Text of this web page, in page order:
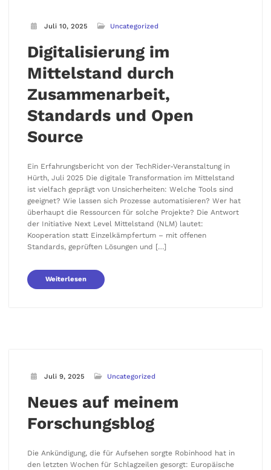
Juli 10, 2025 Uncategorized
Digitalisierung im
Mittelstand durch
Zusammenarbeit,
Standards und Open
Source
Ein Erfahrungsbericht von der TechRider-Veranstaltung in
Hürth, Juli 2025 Die digitale Transformation im Mittelstand
ist vielfach geprägt von Unsicherheiten: Welche Tools sind
geeignet? Wie lassen sich Prozesse automatisieren? Wer hat
überhaupt die Ressourcen für solche Projekte? Die Antwort
der Initiative Next Level Mittelstand (NLM) lautet:
Kooperation statt Einzelkämpfertum – mit offenen
Standards, geprüften Lösungen und […]
Weiterlesen
Juli 9, 2025 Uncategorized
Neues auf meinem
Forschungsblog
Die Ankündigung, die für Aufsehen sorgte Robinhood hat in
den letzten Wochen für Schlagzeilen gesorgt: Europäische